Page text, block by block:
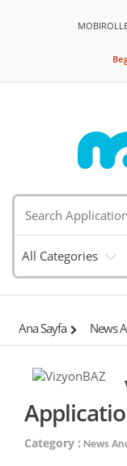
All Categories
Ana Sayfa News
Category : News